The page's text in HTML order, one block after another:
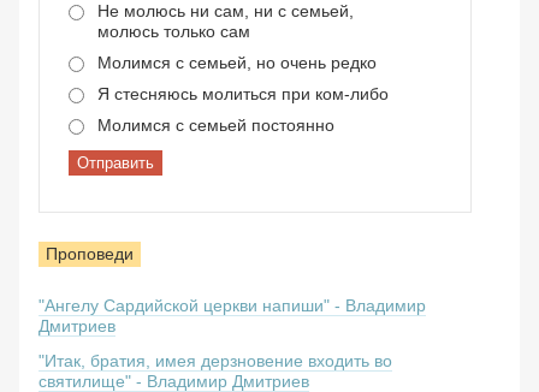
Не молюсь ни сам, ни с семьей,
молюсь только сам
Молимся с семьей, но очень редко
Я стесняюсь молиться при ком-либо
Молимся с семьей постоянно
Отправить
Проповеди
"Ангелу Сардийской церкви напиши" - Владимир
Дмитриев
"Итак, братия, имея дерзновение входить во
святилище" - Владимир Дмитриев